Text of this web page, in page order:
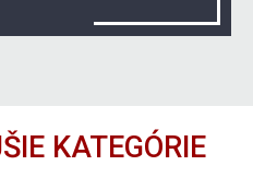
KATEGÓRIE